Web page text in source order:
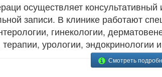
осуществляет
записи. В клинике работают
гинекологии,
урологии, эндокринологии
Смотреть